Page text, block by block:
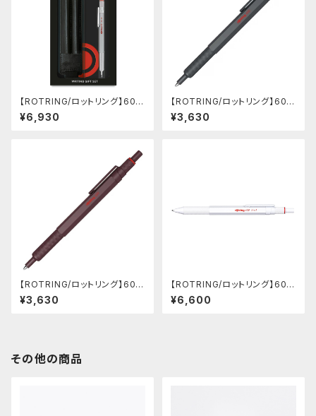
【ROTRING/ロットリング】600
ギフトセット (シャープペンシル
0.5mm/シルバー)
¥6,930
【ROTRING/ロットリング】600
ボールペン(ダークストーン)
¥3,630
【ROTRING/ロットリング】600
ボールペン(チョコトリュフ)
¥3,630
【ROTRING/ロットリング】600
3 in 1 (ホワイト)
¥6,600
その他の商品